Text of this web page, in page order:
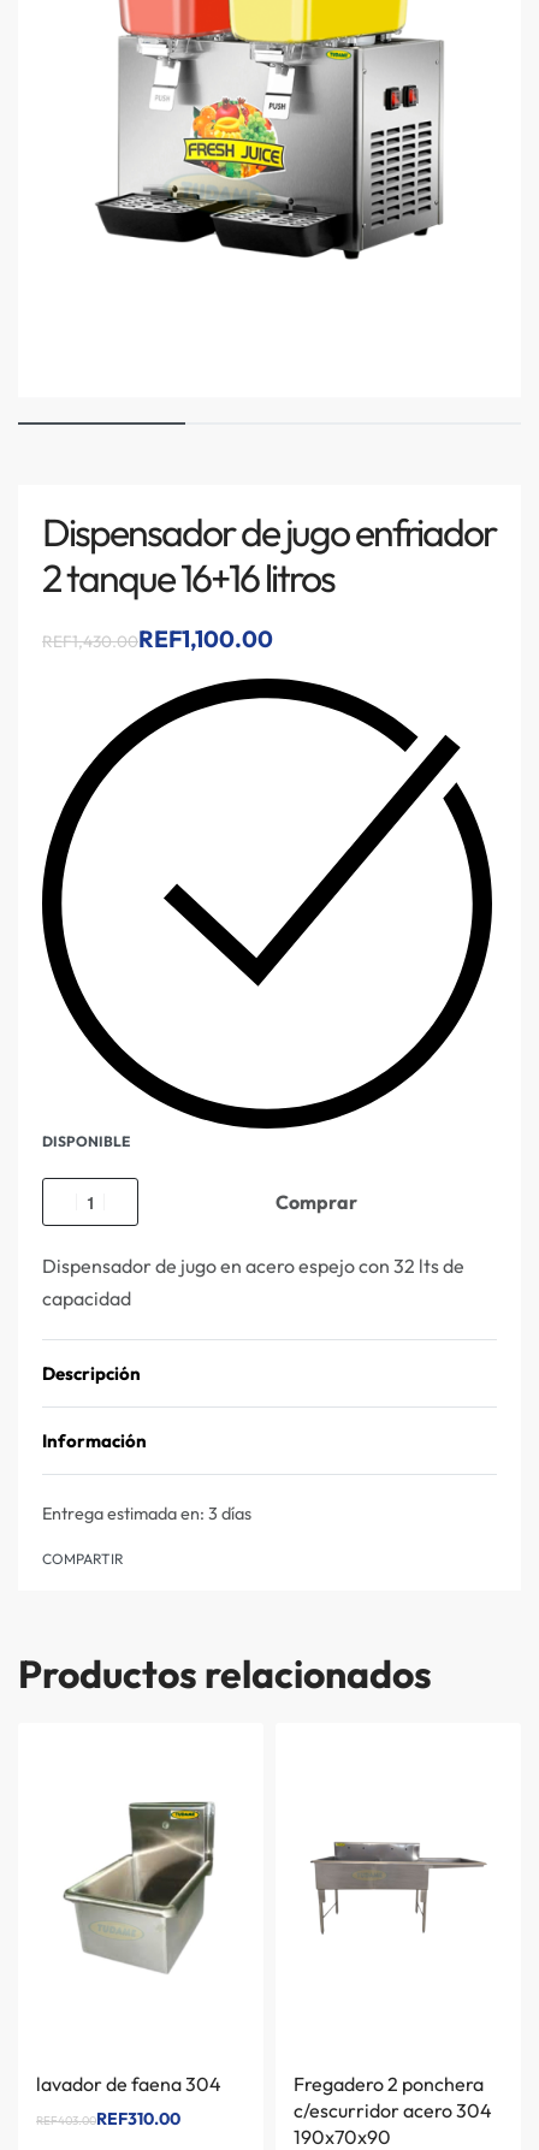
Dispensador de jugo enfriador
2 tanque 16+16 litros
REF1,430.00REF1,100.00
DISPONIBLE
Comprar
Dispensador de jugo en acero espejo con 32 lts de
capacidad
Descripción
Información
Entrega estimada en: 3 días
COMPARTIR
Productos relacionados
lavador de faena 304
REF403.00REF310.00
Fregadero 2 ponchera
c/escurridor acero 304
190x70x90